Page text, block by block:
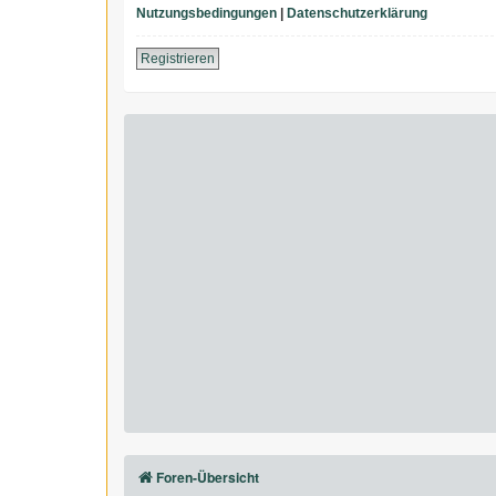
Nutzungsbedingungen | Datenschutzerklärung
Registrieren
Foren-Übersicht